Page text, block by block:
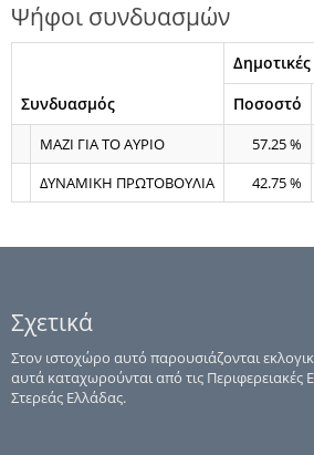
Ψήφοι συνδυασμών
Συνδυασμός
Ποσοστό
ΜΑΖΙ ΓΙΑ ΤΟ ΑΥΡΙΟ 57.25 %
ΔΥΝΑΜΙΚΗ ΠΡΩΤΟΒΟΥΛΙΑ
42.75 %
Σχετικά
Στον ιστοχώρο αυτό παρουσιάζονται
αυτά καταχωρούνται από τις Περιφερειακές
Στερεάς Ελλάδας.